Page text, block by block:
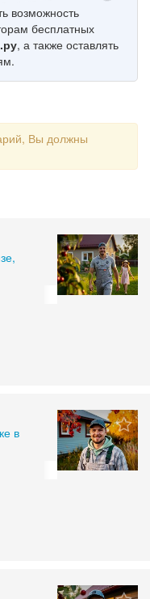
возможность
бесплатных
, а также оставлять
Вы должны
в